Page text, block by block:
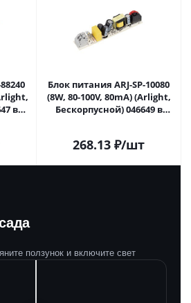
в
Блок питания ARJ-SP-10080
(8W, 80-100V, 80mA) (Arlight,
Бескорпусной) 046649 в
268.13 ₽/шт
ползунок и включите свет